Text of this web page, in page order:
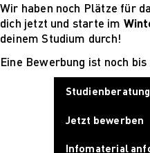
Wir haben noch Plätze für
dich jetzt und starte im
deinem Studium durch!
Eine Bewerbung ist noch bis
Jetzt bewerben
Infomaterial